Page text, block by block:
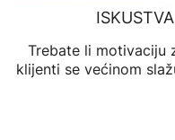
Trebate li motivaciju
klijenti se većinom